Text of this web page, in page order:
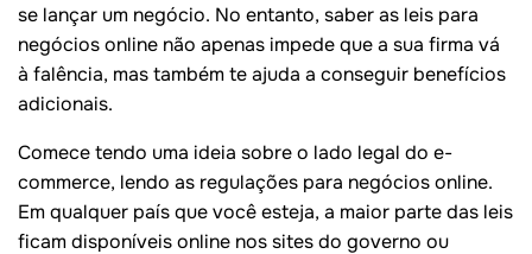
se lançar um negócio. No entanto, saber as leis para
negócios online não apenas impede que a sua firma vá
à falência, mas também te ajuda a conseguir benefícios
adicionais.
Comece tendo uma ideia sobre o lado legal do e-
commerce, lendo as regulações para negócios online.
Em qualquer país que você esteja, a maior parte das leis
ficam disponíveis online nos sites do governo ou